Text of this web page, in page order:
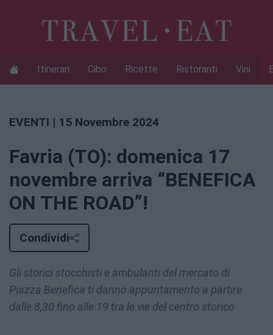
Itinerari Cibo Ricette Ristoranti Vini
EVENTI | 15 Novembre 2024
Favria (TO): domenica 17
novembre arriva “BENEFICA
ON THE ROAD”!
Condividi
Gli storici stocchisti e ambulanti del mercato di
Piazza Benefica ti danno appuntamento a partire
dalle 8,30 fino alle 19 tra le vie del centro storico